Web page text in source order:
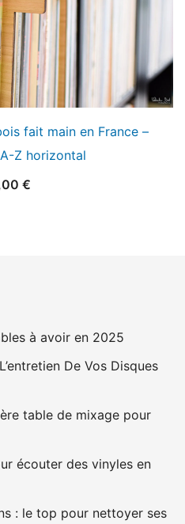
fait main en France –
Z horizontal
€
à avoir en 2025
De Vos Disques
table de mixage pour
écouter des vinyles en
: le top pour nettoyer ses